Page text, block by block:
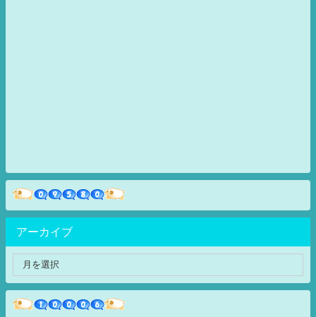
アーカイブ